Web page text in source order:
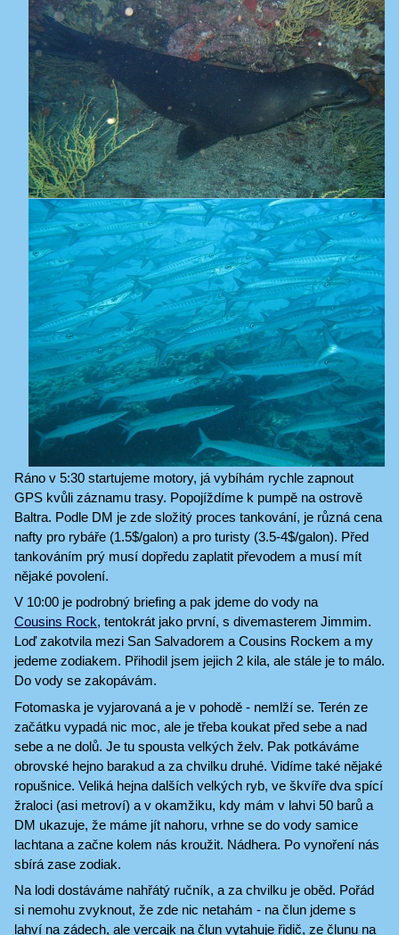
Ráno v 5:30 startujeme motory, já vybíhám rychle zapnout
GPS kvůli záznamu trasy. Popojíždíme k pumpě na ostrově
Baltra. Podle DM je zde složitý proces tankování, je různá cena
nafty pro rybáře (1.5$/galon) a pro turisty (3.5-4$/galon). Před
tankováním prý musí dopředu zaplatit převodem a musí mít
nějaké povolení.
V 10:00 je podrobný briefing a pak jdeme do vody na
Cousins Rock, tentokrát jako první, s divemasterem Jimmim.
Loď zakotvila mezi San Salvadorem a Cousins Rockem a my
jedeme zodiakem. Přihodil jsem jejich 2 kila, ale stále je to málo.
Do vody se zakopávám.
Fotomaska je vyjarovaná a je v pohodě - nemlží se. Terén ze
začátku vypadá nic moc, ale je třeba koukat před sebe a nad
sebe a ne dolů. Je tu spousta velkých želv. Pak potkáváme
obrovské hejno barakud a za chvilku druhé. Vidíme také nějaké
ropušnice. Veliká hejna dalších velkých ryb, ve škvíře dva spící
žraloci (asi metroví) a v okamžiku, kdy mám v lahvi 50 barů a
DM ukazuje, že máme jít nahoru, vrhne se do vody samice
lachtana a začne kolem nás kroužit. Nádhera. Po vynoření nás
sbírá zase zodiak.
Na lodi dostáváme nahřátý ručník, a za chvilku je oběd. Pořád
si nemohu zvyknout, že zde nic netahám - na člun jdeme s
lahví na zádech, ale vercajk na člun vytahuje řidič, ze člunu na